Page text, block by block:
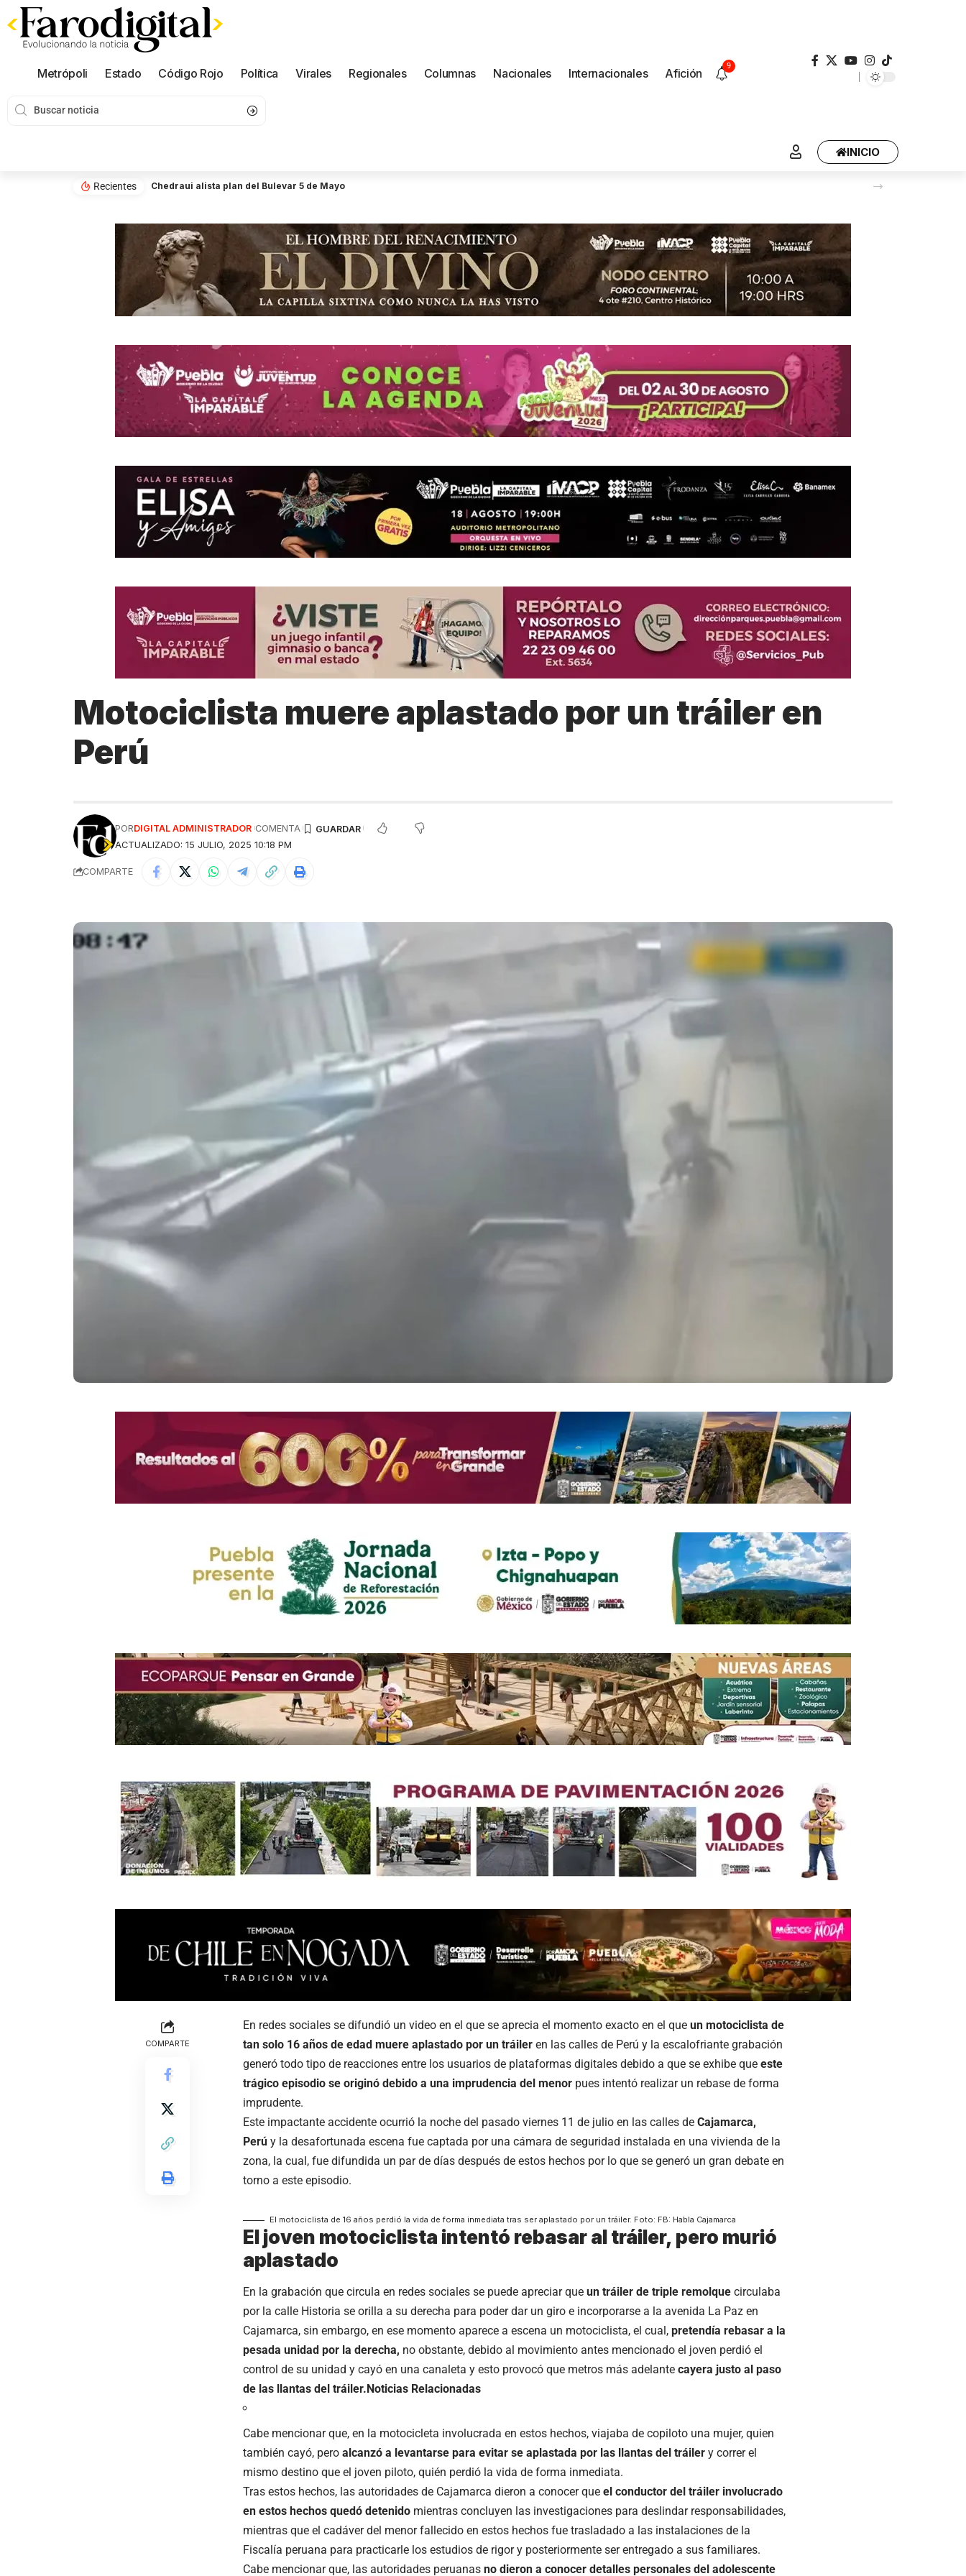
Metrópoli Estado Código Rojo Política Virales Regionales Columnas Nacionales Internacionales Afición
9
INICIO
Recientes Chedraui alista plan del Bulevar 5 de Mayo
Motociclista muere aplastado por un tráiler en
Perú
ACTUALIZADO: 15 JULIO, 2025 10:18 PM
PORDIGITAL ADMINISTRADOR COMENTA
COMPARTE
COMPARTE
En redes sociales se difundió un video en el que se aprecia el momento exacto en el que un motociclista de
tan solo 16 años de edad muere aplastado por un tráiler en las calles de Perú y la escalofriante grabación
generó todo tipo de reacciones entre los usuarios de plataformas digitales debido a que se exhibe que este
trágico episodio se originó debido a una imprudencia del menor pues intentó realizar un rebase de forma
imprudente.
Este impactante accidente ocurrió la noche del pasado viernes 11 de julio en las calles de Cajamarca,
Perú y la desafortunada escena fue captada por una cámara de seguridad instalada en una vivienda de la
zona, la cual, fue difundida un par de días después de estos hechos por lo que se generó un gran debate en
torno a este episodio.
El motociclista de 16 años perdió la vida de forma inmediata tras ser aplastado por un tráiler. Foto: FB: Habla Cajamarca
El joven motociclista intentó rebasar al tráiler, pero murió
aplastado
En la grabación que circula en redes sociales se puede apreciar que un tráiler de triple remolque circulaba
por la calle Historia se orilla a su derecha para poder dar un giro e incorporarse a la avenida La Paz en
Cajamarca, sin embargo, en ese momento aparece a escena un motociclista, el cual, pretendía rebasar a la
pesada unidad por la derecha, no obstante, debido al movimiento antes mencionado el joven perdió el
control de su unidad y cayó en una canaleta y esto provocó que metros más adelante cayera justo al paso
de las llantas del tráiler. Noticias Relacionadas
Cabe mencionar que, en la motocicleta involucrada en estos hechos, viajaba de copiloto una mujer, quien
también cayó, pero alcanzó a levantarse para evitar se aplastada por las llantas del tráiler y correr el
mismo destino que el joven piloto, quién perdió la vida de forma inmediata.
Tras estos hechos, las autoridades de Cajamarca dieron a conocer que el conductor del tráiler involucrado
en estos hechos quedó detenido mientras concluyen las investigaciones para deslindar responsabilidades,
mientras que el cadáver del menor fallecido en estos hechos fue trasladado a las instalaciones de la
Fiscalía peruana para practicarle los estudios de rigor y posteriormente ser entregado a sus familiares.
Cabe mencionar que, las autoridades peruanas no dieron a conocer detalles personales del adolescente